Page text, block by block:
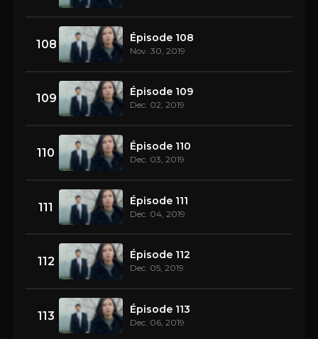
108 Épisode 108
Nov. 30, 2019
109 Épisode 109
Dec. 02, 2019
110 Épisode 110
Dec. 03, 2019
111 Épisode 111
Dec. 04, 2019
112 Épisode 112
Dec. 05, 2019
113 Épisode 113
Dec. 06, 2019